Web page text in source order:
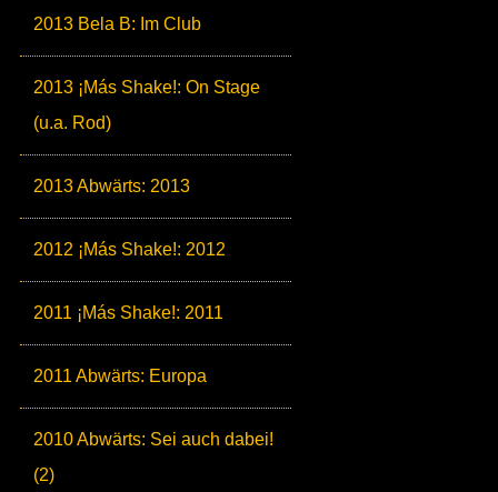
2013 Bela B: Im Club
2013 ¡Más Shake!: On Stage
(u.a. Rod)
2013 Abwärts: 2013
2012 ¡Más Shake!: 2012
2011 ¡Más Shake!: 2011
2011 Abwärts: Europa
2010 Abwärts: Sei auch dabei!
(2)